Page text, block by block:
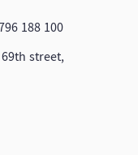
188 100
street,